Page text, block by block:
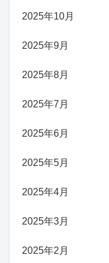
2025年10月
2025年9月
2025年8月
2025年7月
2025年6月
2025年5月
2025年4月
2025年3月
2025年2月